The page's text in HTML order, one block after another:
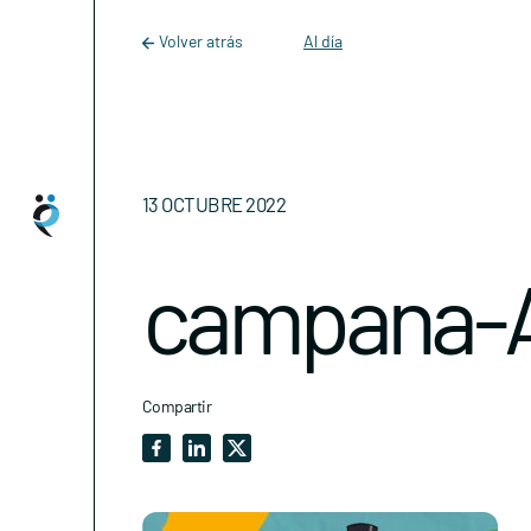
Main Navigation
Volver atrás Al día
13 OCTUBRE 2022
campana-
Compartir